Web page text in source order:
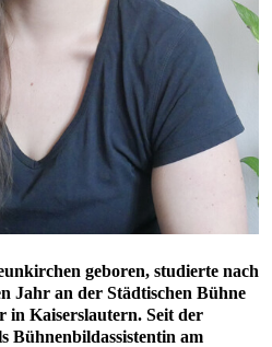
geboren, studierte nach
Jahr an der Städtischen Bühne
Kaiserslautern. Seit der
Bühnenbildassistentin am